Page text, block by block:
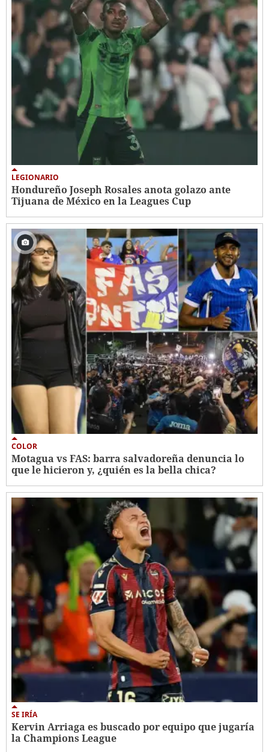
LEGIONARIO
Hondureño Joseph Rosales anota golazo ante
Tijuana de México en la Leagues Cup
COLOR
Motagua vs FAS: barra salvadoreña denuncia lo
que le hicieron y, ¿quién es la bella chica?
SE IRÍA
Kervin Arriaga es buscado por equipo que jugaría
la Champions League